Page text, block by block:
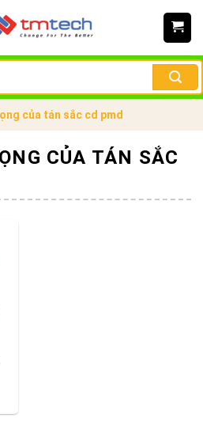
của tán sắc cd pmd
CỦA TÁN SẮC